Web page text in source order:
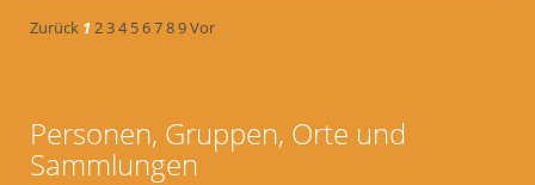
Zurück 1234 56789Vor
Personen, Gruppen, Orte und
Sammlungen